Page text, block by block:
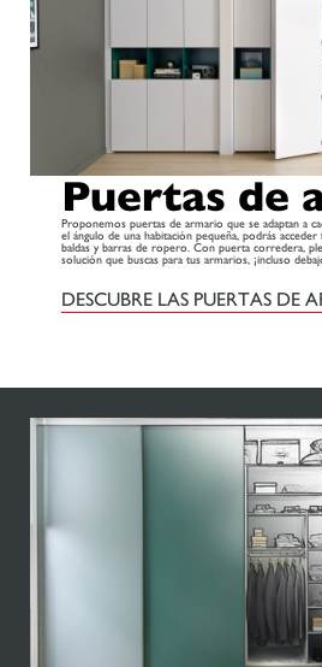
Puertas de
Proponemos puertas de armario que se adaptan a
el ángulo de una habitación pequeña, podrás
baldas y barras de ropero. Con puerta corredera,
solución que buscas para tus armarios, ¡incluso
DESCUBRE LAS PUERTAS DE